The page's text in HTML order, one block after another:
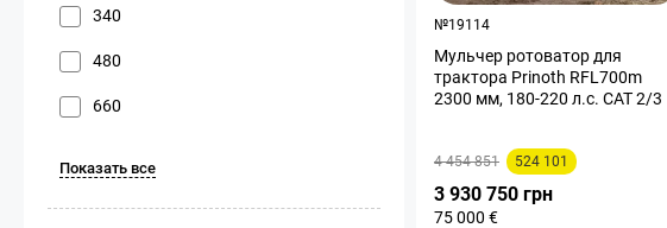
340
480
660
Показать все
№19114
Мульчер ротоватор для
трактора Prinoth RFL700m
2300 мм, 180-220 л.с. CAT 2/3
4 454 851 524 101
3 930 750 грн
75 000 €